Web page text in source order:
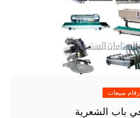
مبيعات
باب الشعرية